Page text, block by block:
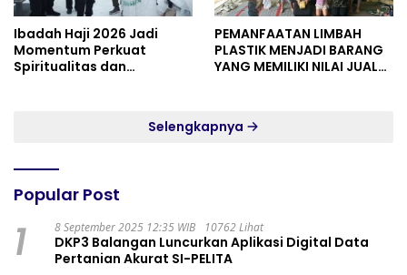
Ibadah Haji 2026 Jadi
Momentum Perkuat
Spiritualitas dan
PEMANFAATAN LIMBAH
PLASTIK MENJADI BARANG
YANG MEMILIKI NILAI JUAL
Selengkapnya
Popular Post
1 8 September 2025 12:35 WIB 10762 Lihat
DKP3 Balangan Luncurkan Aplikasi Digital Data
Pertanian Akurat SI-PELITA